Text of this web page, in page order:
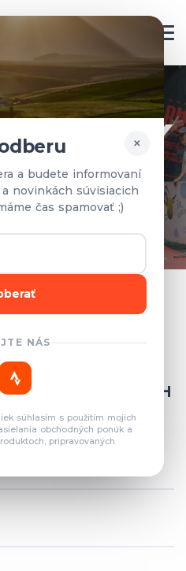
×
a budete informovaní
novinkách súvisiacich
čas spamovať ;)
NÁS
súhlasím s použitím mojich
obchodných ponúk a
pripravovaných
a výsledky z
rokov.
REGISTROVANÝCH